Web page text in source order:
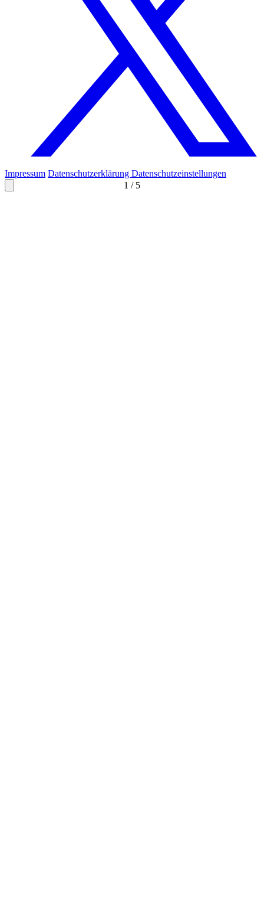
1 / 5
Impressum Datenschutzerklärung Datenschutzeinstellungen